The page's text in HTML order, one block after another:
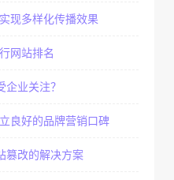
现多样化传播效果
网站排名
业关注？
良好的品牌营销口碑
篡改的解决方案